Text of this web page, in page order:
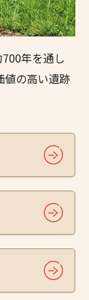
年を通し
値の高い遺跡